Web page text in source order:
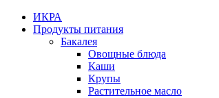
ИКРА
Продукты питания
Бакалея
Овощные блюда
Каши
Крупы
Растительное масло